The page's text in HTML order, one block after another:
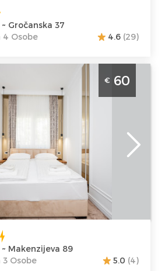
Gročanska 37
4 Osobe
4.6 (29)
Mackenzie Beograd
stan na dan za 3
Gosti:3
Kvadratura :33
Struktura :
Dvosoban
€ 60
Makenzijeva 89
3 Osobe
5.0 (4)